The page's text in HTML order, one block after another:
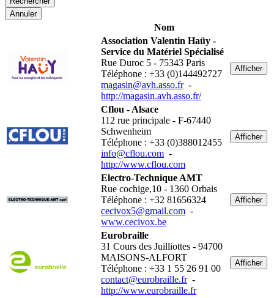
Annuler
Nom
Association Valentin Haüy -
Service du Matériel Spécialisé
Rue Duroc 5 - 75343 Paris
Téléphone : +33 (0)144492727
magasin@avh.asso.fr-
http://magasin.avh.asso.fr/
Afficher
Cflou - Alsace
112 rue principale - F-67440
Schwenheim
Téléphone : +33 (0)388012455
info@cflou.com -
http://www.cflou.com
Afficher
Electro-Technique AMT
Rue cochige,10 - 1360 Orbais
Téléphone : +32 81656324
cecivox5@gmail.com -
www.cecivox.be
Afficher
Eurobraille
31 Cours des Juilliottes - 94700
MAISONS-ALFORT
Téléphone : +33 1 55 26 91 00
contact@eurobraille.fr-
http://www.eurobraille.fr
Afficher